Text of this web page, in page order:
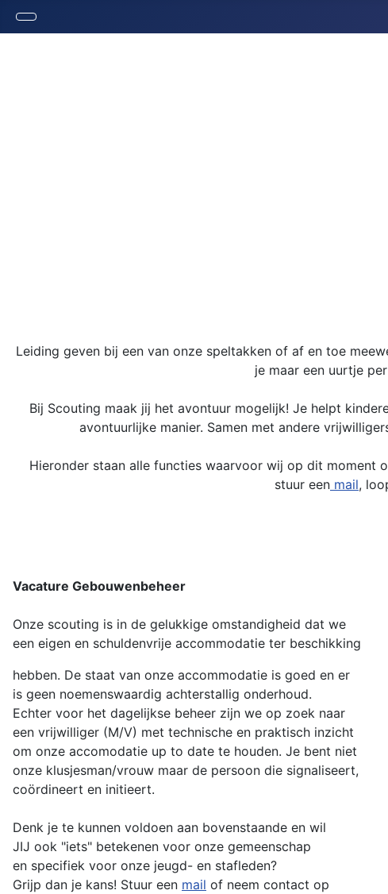
Leiding geven bij een van onze speltakken of af en toe
je maar een uurtje
Bij Scouting maak jij het avontuur mogelijk! Je helpt
avontuurlijke manier. Samen met andere
Hieronder staan alle functies waarvoor wij op dit moment
stuur een mail,
Vacature Gebouwenbeheer
Onze scouting is in de gelukkige omstandigheid dat we
een eigen en schuldenvrije accommodatie ter beschikking
hebben. De staat van onze accommodatie is goed en er
is geen noemenswaardig achterstallig onderhoud.
Echter voor het dagelijkse beheer zijn we op zoek naar
een vrijwilliger (M/V) met technische en praktisch inzicht
om onze accomodatie up to date te houden. Je bent niet
onze klusjesman/vrouw maar de persoon die signaliseert,
coördineert en initieert.
Denk je te kunnen voldoen aan bovenstaande en wil
JIJ ook "iets" betekenen voor onze gemeenschap
en specifiek voor onze jeugd- en stafleden?
Grijp dan je kans! Stuur een mail of neem contact op